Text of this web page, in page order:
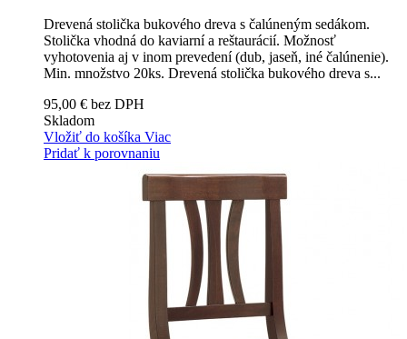
Drevená stolička bukového dreva s čalúneným sedákom.
Stolička vhodná do kaviarní a reštaurácií. Možnosť
vyhotovenia aj v inom prevedení (dub, jaseň, iné čalúnenie).
Min. množstvo 20ks. Drevená stolička bukového dreva s...
95,00 € bez DPH
Skladom
Vložiť do košíka Viac
Pridať k porovnaniu